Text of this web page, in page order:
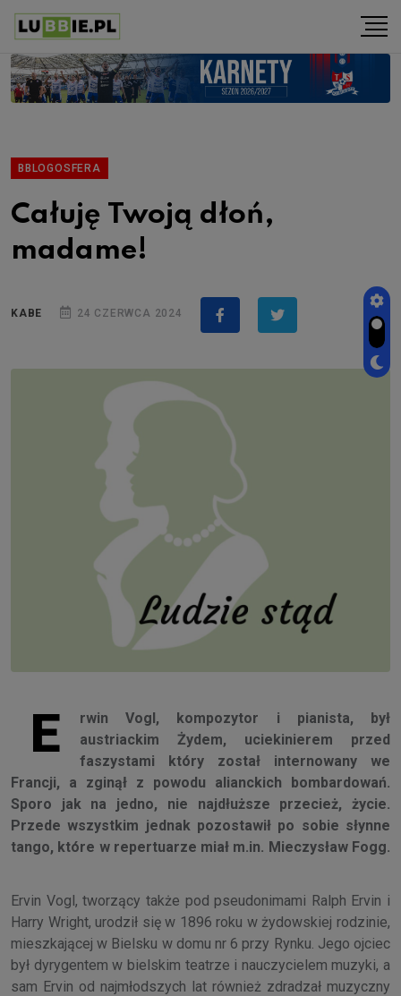
BBLOGOSFERA
Całuję Twoją dłoń,
madame!
KABE 24 CZERWCA 2024
E
rwin Vogl, kompozytor i pianista, był
austriackim Żydem, uciekinierem przed
faszystami który został internowany we
Francji, a zginął z powodu alianckich bombardowań.
Sporo jak na jedno, nie najdłuższe przecież, życie.
Przede wszystkim jednak pozostawił po sobie słynne
tango, które w repertuarze miał m.in. Mieczysław Fogg.
Ervin Vogl, tworzący także pod pseudonimami Ralph Ervin i
Harry Wright, urodził się w 1896 roku w żydowskiej rodzinie,
mieszkającej w Bielsku w domu nr 6 przy Rynku. Jego ojciec
był dyrygentem w bielskim teatrze i nauczycielem muzyki, a
sam Ervin od najmłodszych lat również zdradzał muzyczny